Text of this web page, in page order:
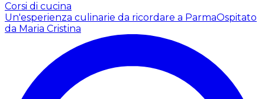
Corsi di cucina
Un'esperienza culinarie da ricordare a ParmaOspitato
da Maria Cristina